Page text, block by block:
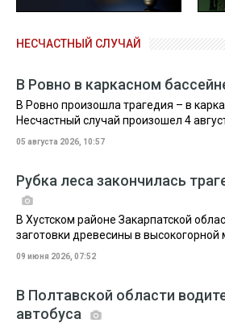
НЕСЧАСТНЫЙ СЛУЧАЙ
В Ровно в каркасном
В Ровно произошла трагедия – в
Несчастный случай произошел 4
05 августа 2026, 10:57
Рубка леса закончилась
В Хустском районе Закарпатской
заготовки древесины в высокогорной
09 июня 2026, 07:52
В Полтавской области
автобуса